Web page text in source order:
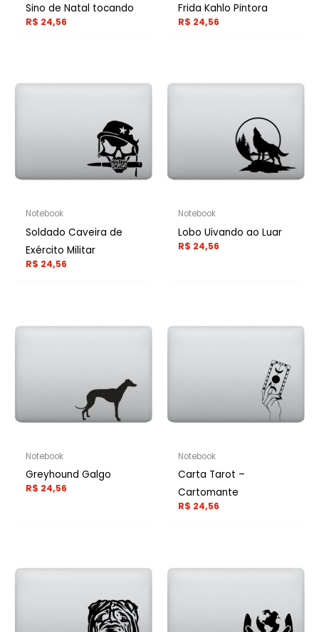
Sino de Natal tocando
R$ 24,56
Frida Kahlo Pintora
R$ 24,56
Notebook
Soldado Caveira de
Exército Militar
R$ 24,56
Notebook
Lobo Uivando ao Luar
R$ 24,56
Notebook
Greyhound Galgo
R$ 24,56
Notebook
Carta Tarot –
Cartomante
R$ 24,56